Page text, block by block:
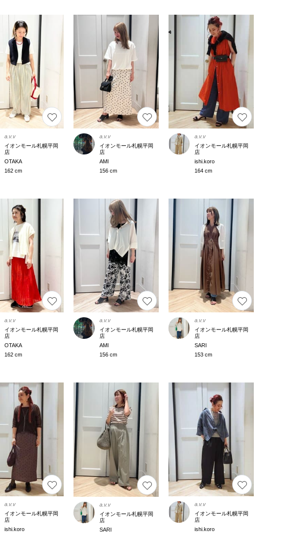
a.v.v
イオンモール札幌平岡
店
OTAKA
162 cm
a.v.v
イオンモール札幌平岡
店
AMI
156 cm
a.v.v
イオンモール札幌平岡
店
ishi.koro
164 cm
a.v.v
イオンモール札幌平岡
店
OTAKA
162 cm
a.v.v
イオンモール札幌平岡
店
AMI
156 cm
a.v.v
イオンモール札幌平岡
店
SARI
153 cm
a.v.v
イオンモール札幌平岡
店
ishi.koro
a.v.v
イオンモール札幌平岡
店
SARI
a.v.v
イオンモール札幌平岡
店
ishi.koro